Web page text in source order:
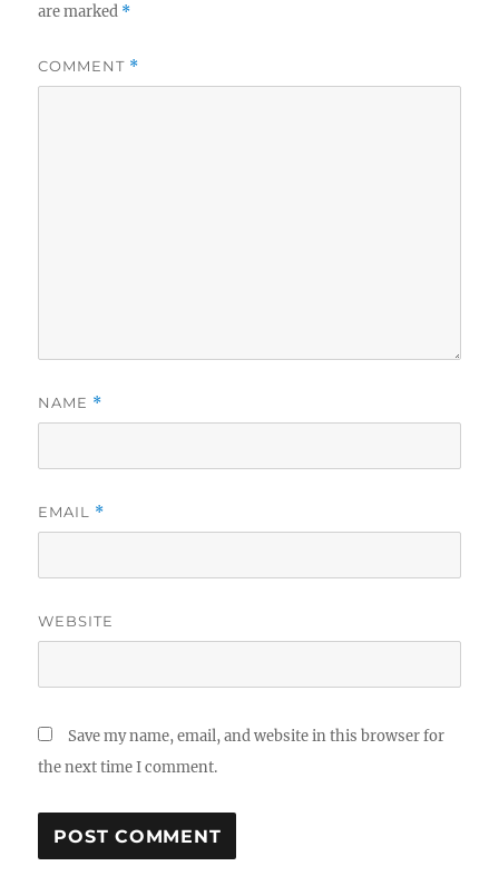
are marked *
COMMENT *
NAME *
EMAIL *
WEBSITE
Save my name, email, and website in this browser for
the next time I comment.